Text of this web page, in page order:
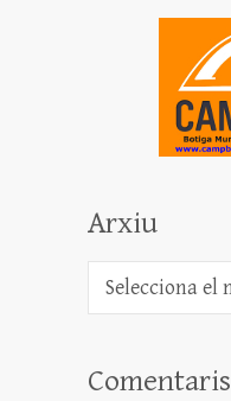
Arxiu
Arxiu
Comentaris